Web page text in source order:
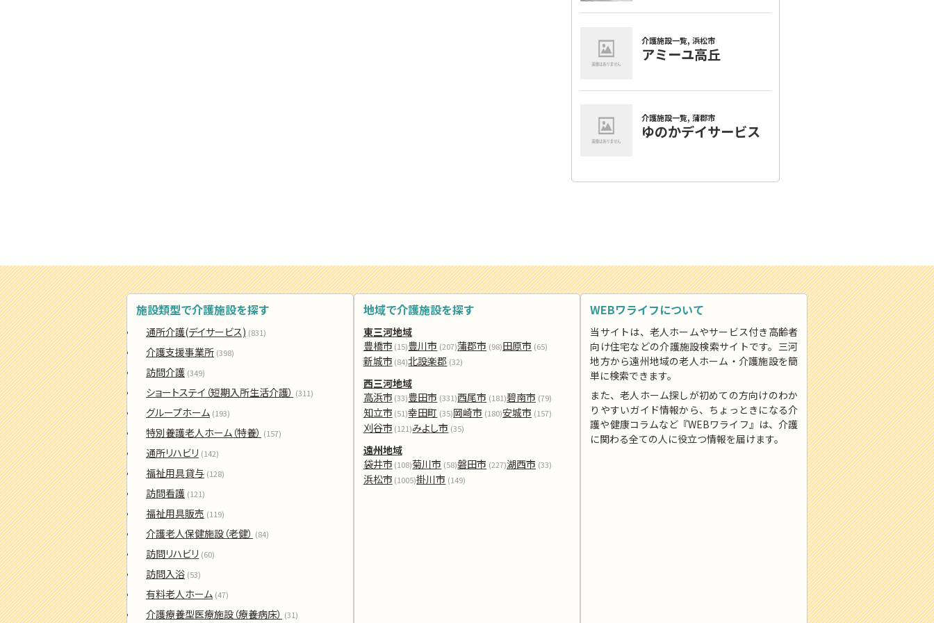
施設類型で介護施設を探す
通所介護(デイサービス) (831)
介護支援事業所 (398)
訪問介護 (349)
ショートステイ（短期入所生活介護） (311)
グループホーム (193)
特別養護老人ホーム（特養） (157)
通所リハビリ (142)
福祉用具貸与 (128)
訪問看護 (121)
福祉用具販売 (119)
介護老人保健施設（老健） (84)
訪問リハビリ (60)
訪問入浴 (53)
有料老人ホーム (47)
介護療養型医療施設（療養病床） (31)
地域で介護施設を探す
東三河地域
豊橋市 (15)豊川市 (207)蒲郡市 (98)田原市 (65)
新城市 (84)北設楽郡 (32)
西三河地域
高浜市 (33)豊田市 (331)西尾市 (181)碧南市 (79)
知立市 (51)幸田町 (35)岡崎市 (180)安城市 (157)
刈谷市 (121)みよし市 (35)
遠州地域
袋井市 (108)菊川市 (58)磐田市 (227)湖西市 (33)
浜松市 (1005)掛川市 (149)
WEBワライフについて
当サイトは、老人ホームやサービス付き高齢者
向け住宅などの介護施設検索サイトです。三河
地方から遠州地域の老人ホーム・介護施設を簡
単に検索できます。
また、老人ホーム探しが初めての方向けのわか
りやすいガイド情報から、ちょっときになる介
護や健康コラムなど『WEBワライフ』は、介護
に関わる全ての人に役立つ情報を届けます。